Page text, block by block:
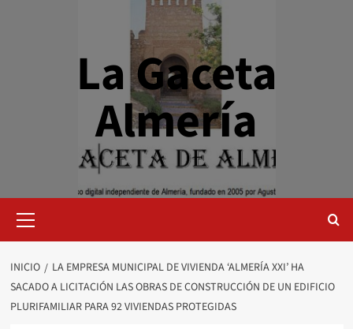
La Gaceta
Almería
primario
INICIO
LA EMPRESA MUNICIPAL DE VIVIENDA ‘ALMERÍA XXI’ HA
SACADO A LICITACIÓN LAS OBRAS DE CONSTRUCCIÓN DE UN EDIFICIO
PLURIFAMILIAR PARA 92 VIVIENDAS PROTEGIDAS